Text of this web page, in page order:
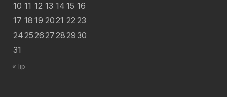
10 11 12 13 14 15 16
17 18 19 2021 22 23
24252627282930
31
« lip